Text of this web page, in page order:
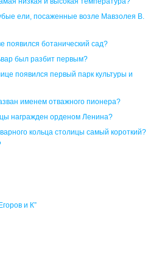
ели, посаженные возле Мавзолея В.
появился ботанический сад?
был разбит первым?
появился первый парк культуры и
именем отважного пионера?
награжден орденом Ленина?
кольца столицы самый короткий?
и К”